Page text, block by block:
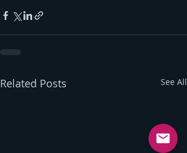
Related Posts See All